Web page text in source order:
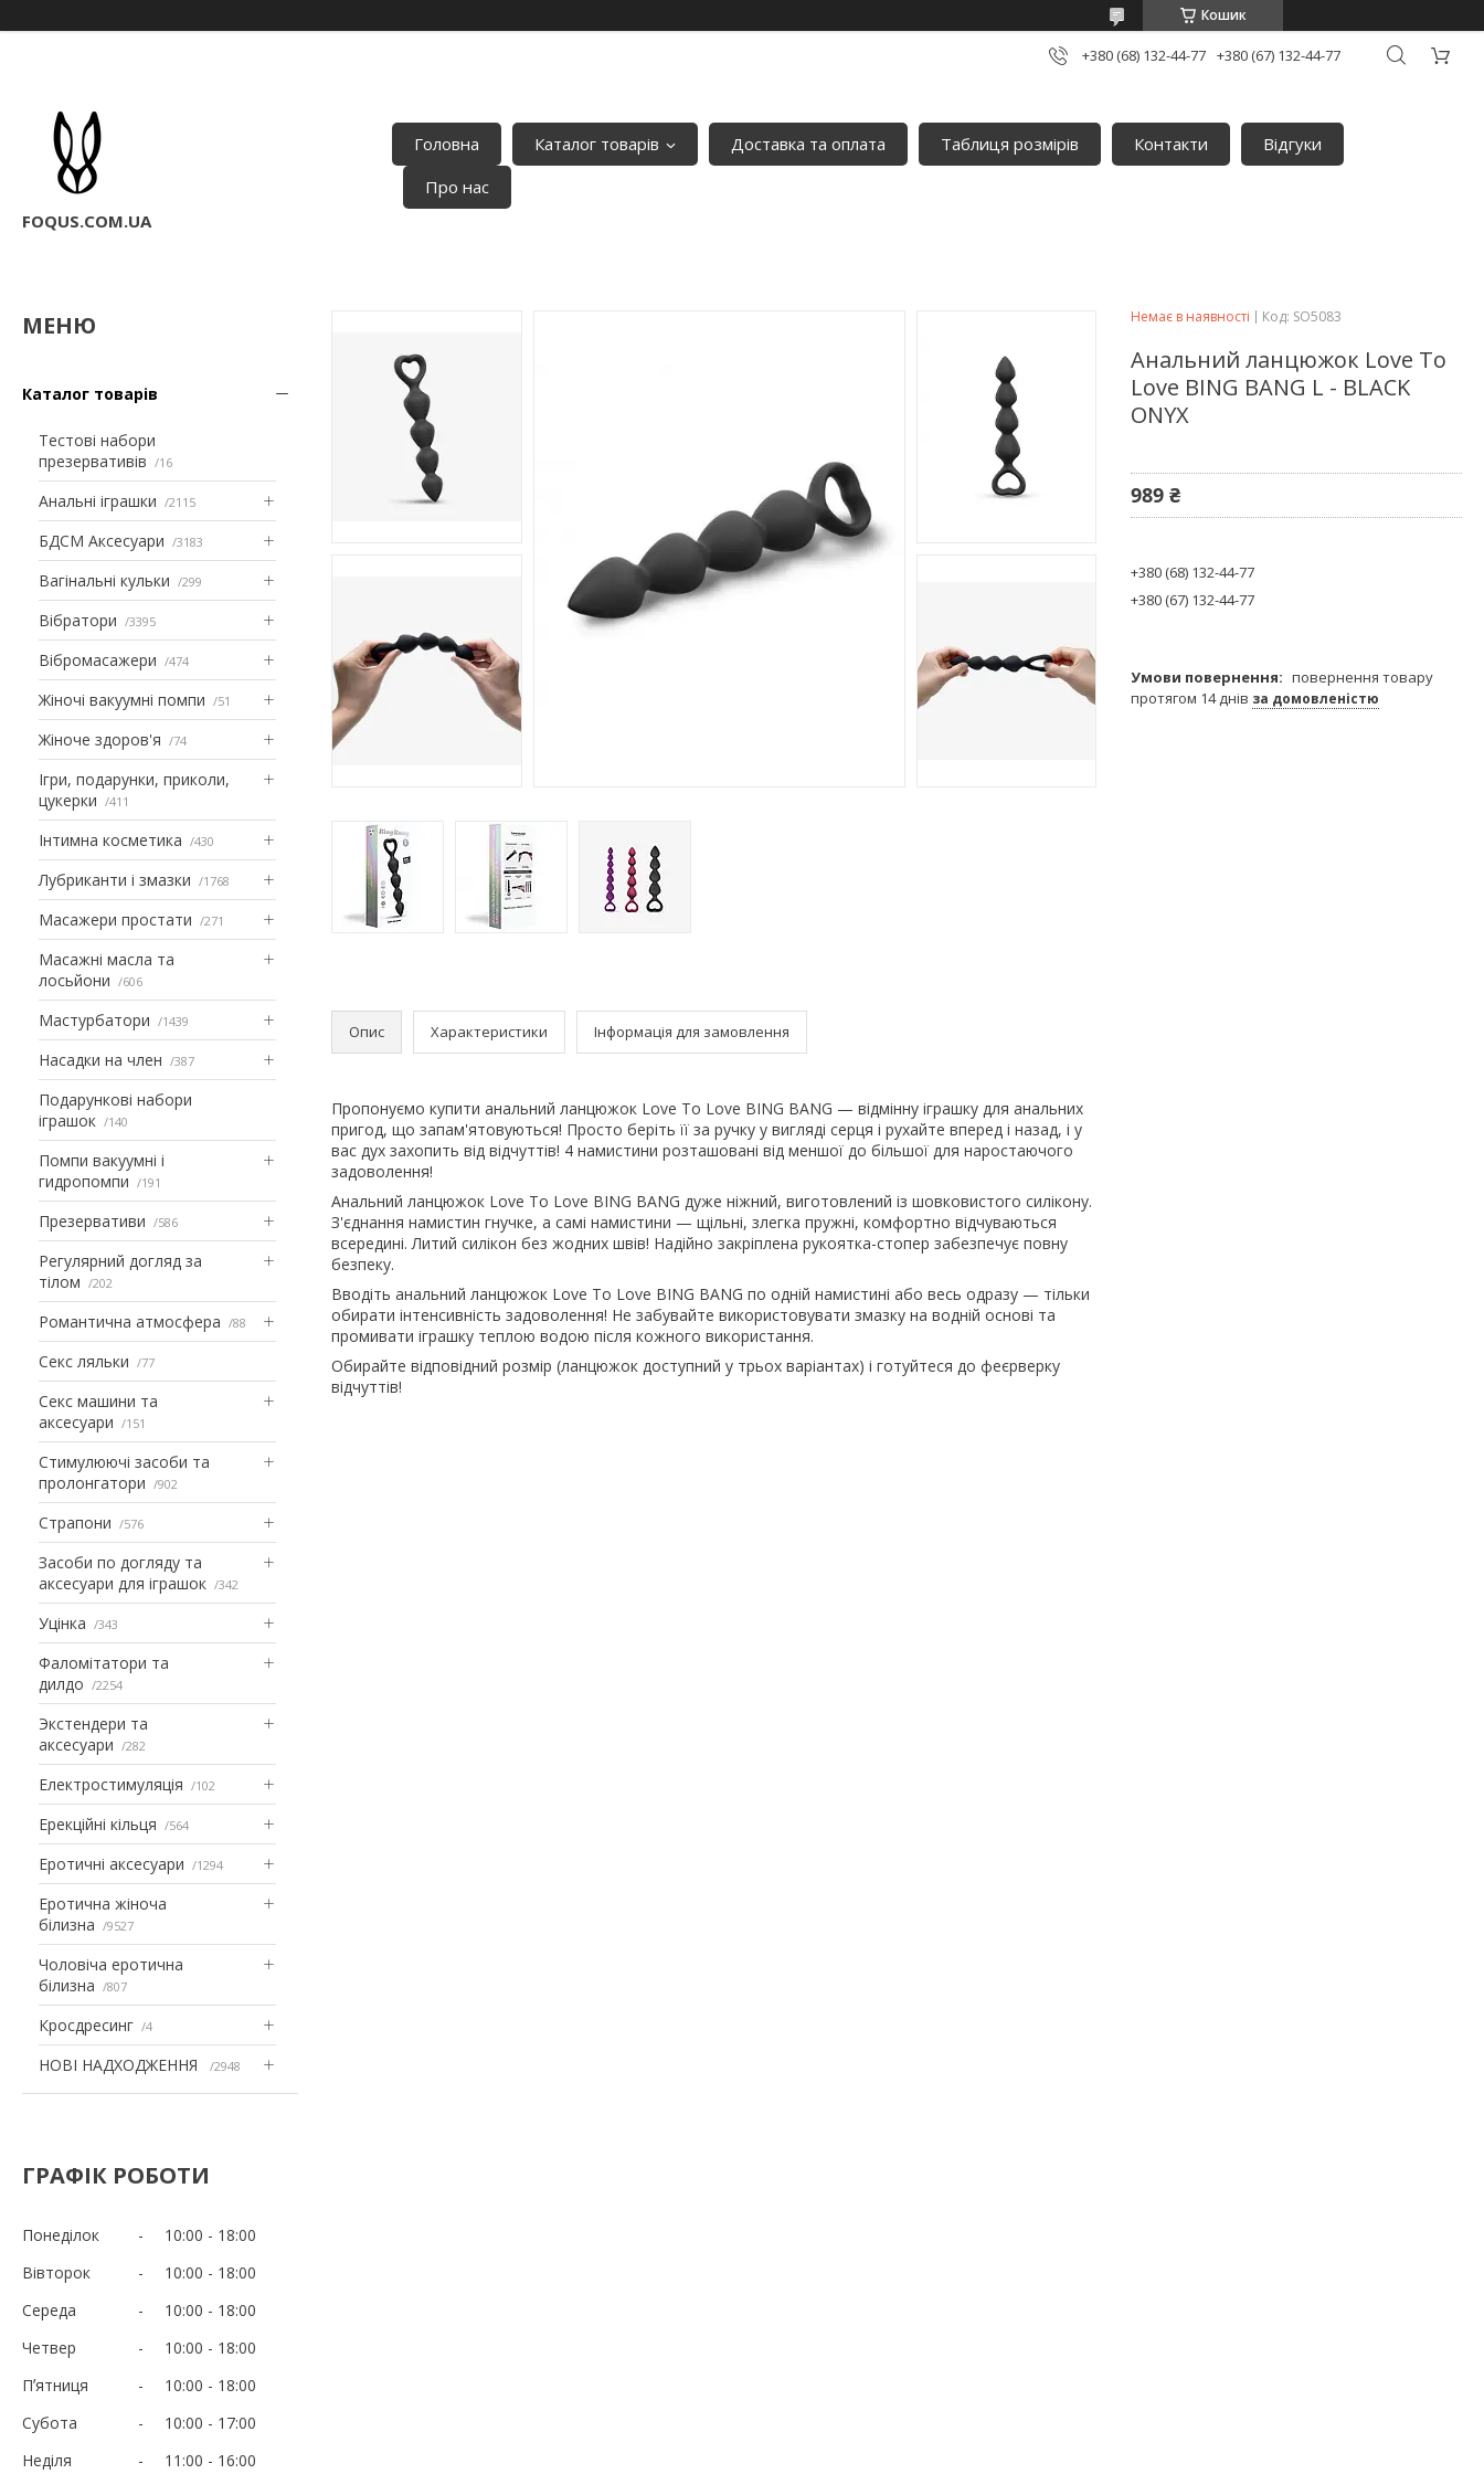
Кошик
+380 (68) 132-44-77 +380 (67) 132-44-77
FOQUS.COM.UA
Головна Каталог товарів Доставка та оплата Таблиця розмірів Контакти
Відгуки
Про нас
Каталог товарів
Тестові набори
презервативів
16
Анальні іграшки 2115
БДСМ Аксесуари 3183
Вагінальні кульки 299
Вібратори 3395
Вібромасажери 474
Жіночі вакуумні помпи 51
Жіноче здоров'я 74
Ігри, подарунки, приколи,
цукерки
411
Інтимна косметика 430
Лубриканти і змазки 1768
Масажери простати 271
Масажні масла та
лосьйони
606
Мастурбатори 1439
Насадки на член 387
Подарункові набори
іграшок
140
Помпи вакуумні і
гидропомпи
191
Презервативи 586
Регулярний догляд за
тілом
202
Романтична атмосфера 88
Секс ляльки 77
Секс машини та
аксесуари
151
Стимулюючі засоби та
пролонгатори
902
Страпони 576
Засоби по догляду та
аксесуари для іграшок
342
Уцінка 343
Фаломітатори та
дилдо
2254
Экстендери та
аксесуари
282
Електростимуляція 102
Ерекційні кільця 564
Еротичні аксесуари 1294
Еротична жіноча
білизна
9527
Чоловіча еротична
білизна
807
Кросдресинг 4
НОВІ НАДХОДЖЕННЯ 2948
ГРАФІК РОБОТИ
Понеділок 10:00
18:00
Вівторок
10:00
18:00
Середа
10:00
18:00
Четвер
10:00
18:00
Пʼятниця
10:00
18:00
Субота
10:00
17:00
Неділя
11:00 16:00
Опис Характеристики Інформація для замовлення
Пропонуємо купити анальний ланцюжок Love To Love BING BANG — відмінну іграшку для анальних
пригод, що запам'ятовуються! Просто беріть її за ручку у вигляді серця і рухайте вперед і назад, і у
вас дух захопить від відчуттів! 4 намистини розташовані від меншої до більшої для наростаючого
задоволення!
Анальний ланцюжок Love To Love BING BANG дуже ніжний, виготовлений із шовковистого силікону.
З'єднання намистин гнучке, а самі намистини — щільні, злегка пружні, комфортно відчуваються
всередині. Литий силікон без жодних швів! Надійно закріплена рукоятка-стопер забезпечує повну
безпеку.
Вводіть анальний ланцюжок Love To Love BING BANG по одній намистині або весь одразу — тільки
обирати інтенсивність задоволення! Не забувайте використовувати змазку на водній основі та
промивати іграшку теплою водою після кожного використання.
Обирайте відповідний розмір (ланцюжок доступний у трьох варіантах) і готуйтеся до феєрверку
відчуттів!
Немає в наявності Код: SO5083
Анальний ланцюжок Love To
Love BING BANG L - BLACK
ONYX
989 ₴
+380 (68) 132-44-77
+380 (67) 132-44-77
повернення товару
протягом 14 днів за домовленістю